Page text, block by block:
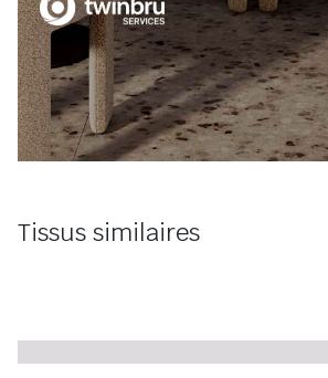
Tissus similaires